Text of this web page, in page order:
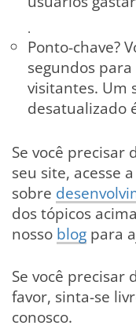
.
Ponto-chave?
segundos
visitantes. Um
desatualizado
Se você precisar
seu site, acesse
sobre
dos tópicos
nosso blog para
Se você precisar
favor, sinta-se
conosco.